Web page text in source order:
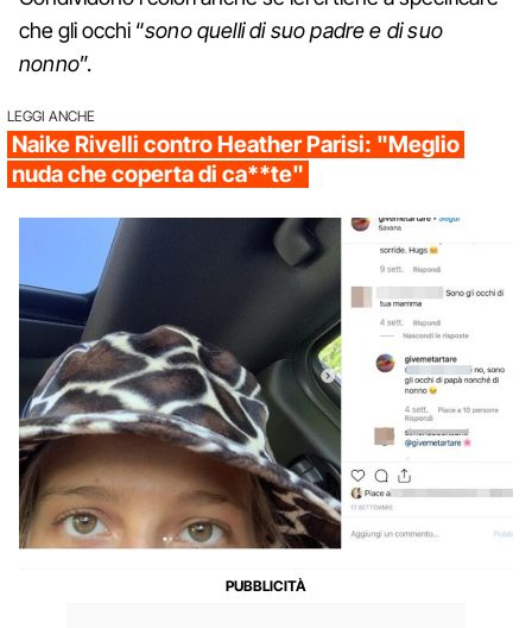
che gli occhi “sono quelli di suo padre e di suo
nonno”.
LEGGI ANCHE
Naike Rivelli contro Heather Parisi: "Meglio
nuda che coperta di ca**te"